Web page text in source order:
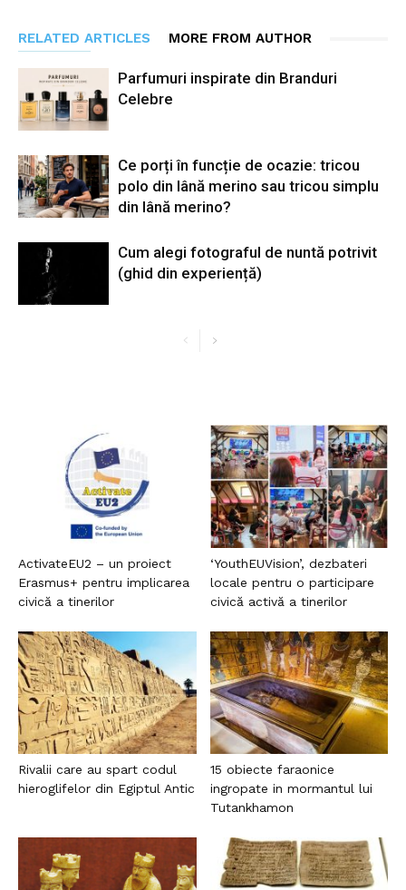
RELATED ARTICLES MORE FROM AUTHOR
Parfumuri inspirate din Branduri
Celebre
Ce porți în funcție de ocazie: tricou
polo din lână merino sau tricou simplu
din lână merino?
Cum alegi fotograful de nuntă potrivit
(ghid din experiență)
ActivateEU2 – un proiect
Erasmus+ pentru implicarea
civică a tinerilor
‘YouthEUVision’, dezbateri
locale pentru o participare
civică activă a tinerilor
Rivalii care au spart codul
hieroglifelor din Egiptul Antic
15 obiecte faraonice
ingropate in mormantul lui
Tutankhamon